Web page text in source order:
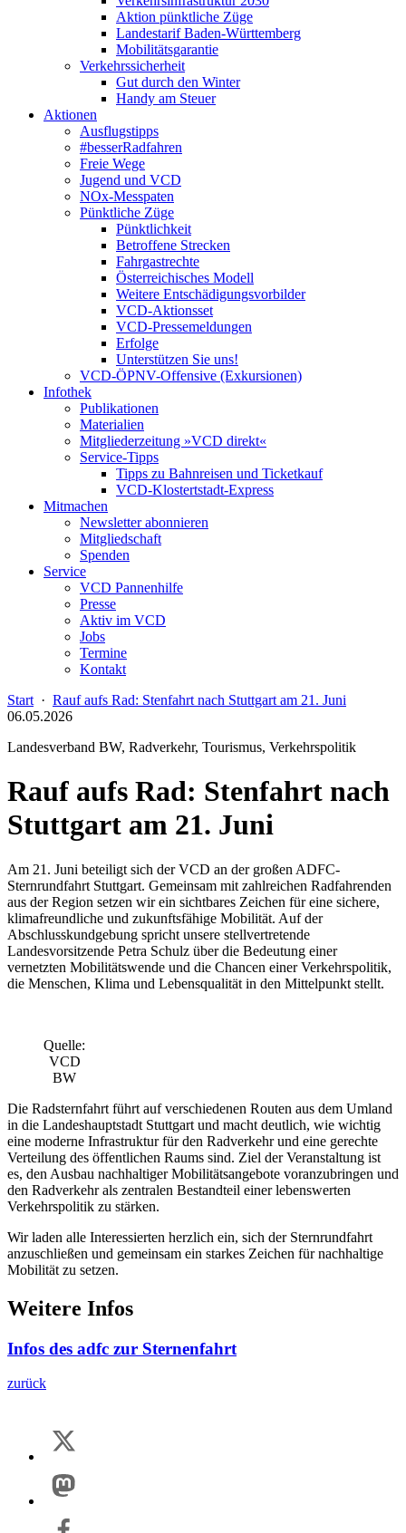
Aktion pünktliche Züge
Landestarif Baden-Württemberg
Mobilitätsgarantie
Verkehrssicherheit
Gut durch den Winter
Handy am Steuer
Aktionen
Ausflugstipps
#besserRadfahren
Freie Wege
Jugend und VCD
NOx-Messpaten
Pünktliche Züge
Pünktlichkeit
Betroffene Strecken
Fahrgastrechte
Österreichisches Modell
Weitere Entschädigungsvorbilder
VCD-Aktionsset
VCD-Pressemeldungen
Erfolge
Unterstützen Sie uns!
VCD-ÖPNV-Offensive (Exkursionen)
Infothek
Publikationen
Materialien
Mitgliederzeitung »VCD direkt«
Service-Tipps
Tipps zu Bahnreisen und Ticketkauf
VCD-Klostertstadt-Express
Mitmachen
Newsletter abonnieren
Mitgliedschaft
Spenden
Service
VCD Pannenhilfe
Presse
Aktiv im VCD
Jobs
Termine
Kontakt
Start · Rauf aufs Rad: Stenfahrt nach Stuttgart am 21. Juni
06.05.2026
Landesverband BW, Radverkehr, Tourismus, Verkehrspolitik
Rauf aufs Rad: Stenfahrt nach
Stuttgart am 21. Juni
Am 21. Juni beteiligt sich der VCD an der großen ADFC-
Sternrundfahrt Stuttgart. Gemeinsam mit zahlreichen Radfahrenden
aus der Region setzen wir ein sichtbares Zeichen für eine sichere,
klimafreundliche und zukunftsfähige Mobilität. Auf der
Abschlusskundgebung spricht unsere stellvertretende
Landesvorsitzende Petra Schulz über die Bedeutung einer
vernetzten Mobilitätswende und die Chancen einer Verkehrspolitik,
die Menschen, Klima und Lebensqualität in den Mittelpunkt stellt.
Quelle:
VCD
BW
Die Radsternfahrt führt auf verschiedenen Routen aus dem Umland
in die Landeshauptstadt Stuttgart und macht deutlich, wie wichtig
eine moderne Infrastruktur für den Radverkehr und eine gerechte
Verteilung des öffentlichen Raums sind. Ziel der Veranstaltung ist
es, den Ausbau nachhaltiger Mobilitätsangebote voranzubringen und
den Radverkehr als zentralen Bestandteil einer lebenswerten
Verkehrspolitik zu stärken.
Wir laden alle Interessierten herzlich ein, sich der Sternrundfahrt
anzuschließen und gemeinsam ein starkes Zeichen für nachhaltige
Mobilität zu setzen.
Weitere Infos
Infos des adfc zur Sternenfahrt
zurück